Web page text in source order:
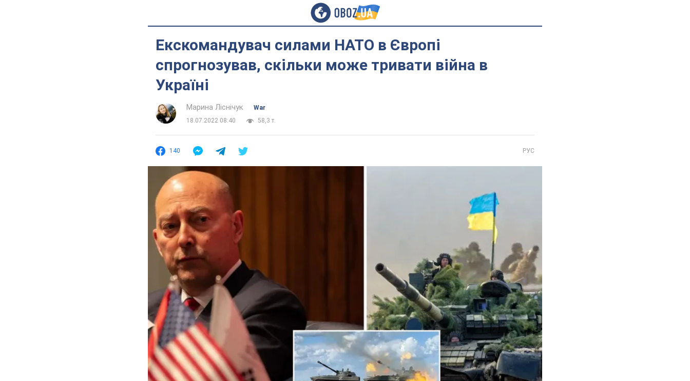
Екскомандувач силами НАТО в Європі
спрогнозував, скільки може тривати війна в
Україні
Марина Ліснічук
War
18.07.2022 08:40
58,3 т.
140 РУС